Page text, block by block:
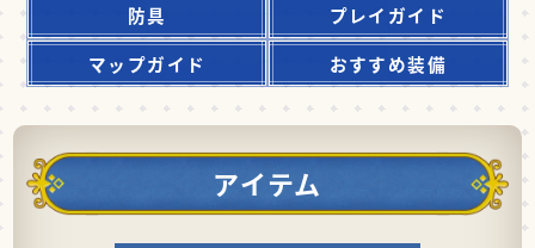
防具
プレイガイド
マップガイド
おすすめ装備
アイテム